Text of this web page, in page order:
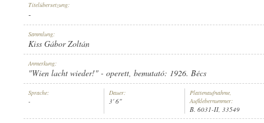
B. 6031-II
Titelübersetzung:
-
Sammlung:
Kiss Gábor Zoltán
Anmerkung:
"Wien lacht wieder!" - operett, bemutató: 1926. Bécs
Sprache:
-
Dauer:
3' 6"
Plattenaufnahme,
Aufklebernummer:
B. 6031-II, 33549